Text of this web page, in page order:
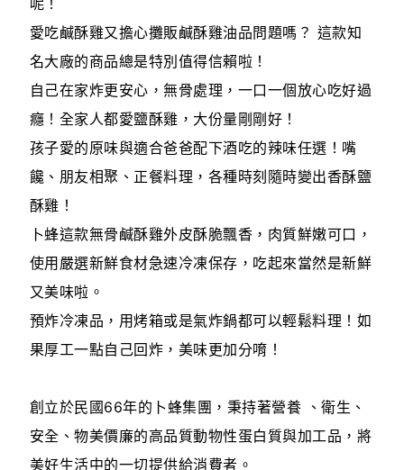
呢！
愛吃鹹酥雞又擔心攤販鹹酥雞油品問題嗎？ 這款知
名大廠的商品總是特別值得信賴啦！
自己在家炸更安心，無骨處理，一口一個放心吃好過
癮！全家人都愛鹽酥雞，大份量剛剛好！
孩子愛的原味與適合爸爸配下酒吃的辣味任選！嘴
饞、朋友相聚、正餐料理，各種時刻隨時變出香酥鹽
酥雞！
卜蜂這款無骨鹹酥雞外皮酥脆飄香，肉質鮮嫩可口，
使用嚴選新鮮食材急速冷凍保存，吃起來當然是新鮮
又美味啦。
預炸冷凍品，用烤箱或是氣炸鍋都可以輕鬆料理！如
果厚工一點自己回炸，美味更加分唷！
創立於民國66年的卜蜂集團，秉持著營養 、衛生、
安全、物美價廉的高品質動物性蛋白質與加工品，將
美好生活中的一切提供給消費者。